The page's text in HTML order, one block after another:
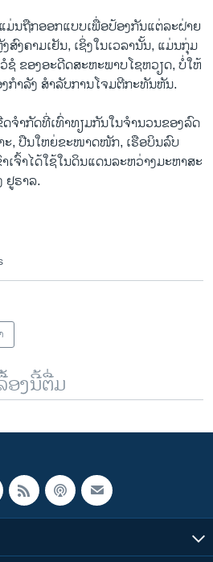
ມ່ນ​ຖືກ​ອອກ​ແບບ​ເພື່ອ​ປ້ອງ​ກັນ​ແຕ່​ລະ​ຝ່າຍ​
ສົງ​ຄາມ​ເຢັນ, ເຊິ່ງ​ໃນ​ເວ​ລາ​ນັ້ນ, ​ແມ່ນກຸ່​ມ​
ຂອງອະ​ດີດ​ສະ​ຫະ​ພາບ​ໂຊ​ຫວຽດ, ບໍ່​ໃຫ້​
ກຳ​ລັງ ​ສຳ​ລັບ​ການ​ໂຈມ​ຕີ​ກະ​ທັນ​ຫັນ.
ຈຳ​ກັດ​ທີ່​ເທົ່າ​ທຽມ​ກັນໃນ​ຈຳ​ນວນ​ຂອງ​ລົດ​
ະ, ປືນ​ໃຫຍ່ຂະ​ໜາດ​ໜັກ, ເຮືອ​ບິນ​ລົບ
ເຈົ້າ​ໄດ້​ໃຊ້​ໃນ​ດິນ​ແດນ​ລະ​ຫວ່າງ​ມະ​ຫາ​ສະ​
ຣາ​ລ.
ອງນີ້ຕື່ມ